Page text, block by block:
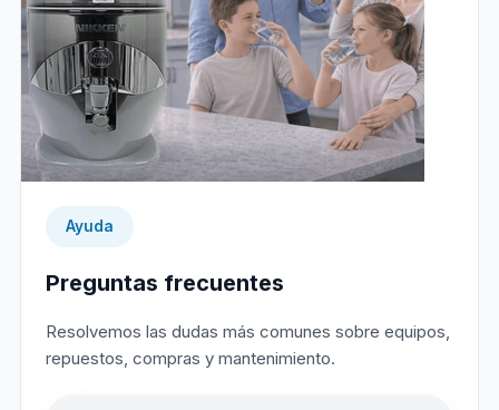
Ayuda
Preguntas frecuentes
Resolvemos las dudas más comunes sobre equipos,
repuestos, compras y mantenimiento.